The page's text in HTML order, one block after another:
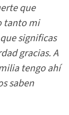
que
tanto mi
significas
gracias. A
tengo ahí
saben